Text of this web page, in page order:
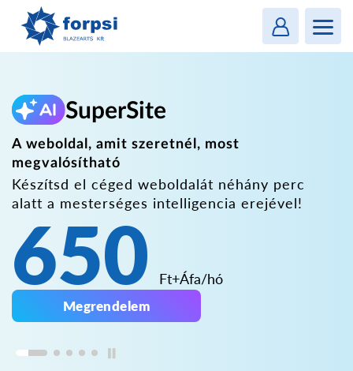
SuperSite
A weboldal, amit szeretnél, most
megvalósítható
Készítsd el céged weboldalát néhány perc
alatt a mesterséges intelligencia erejével!
Megrendelem
650 Ft+Áfa/hó
MENU
Login